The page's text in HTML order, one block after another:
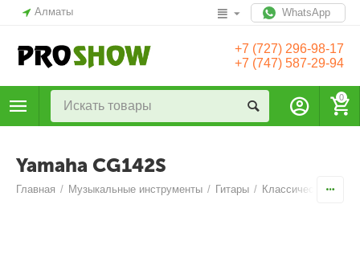
Алматы WhatsApp
+7 (727) 296-98-17
+7 (747) 587-29-94
0
Yamaha CG142S
Главная / Музыкальные инструменты / Гитары / Классические